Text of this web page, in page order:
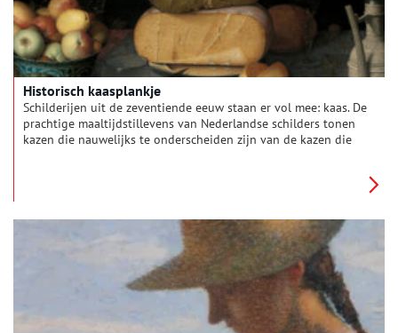
Historisch kaasplankje
Schilderijen uit de zeventiende eeuw staan er vol mee: kaas. De
prachtige maaltijdstillevens van Nederlandse schilders tonen
kazen die nauwelijks te onderscheiden zijn van de kazen die